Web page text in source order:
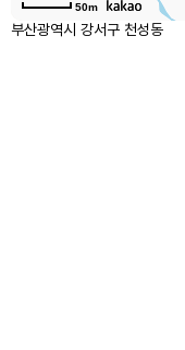
50m
부산광역시 강서구 천성동